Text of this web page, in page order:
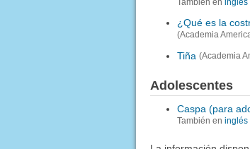
También en inglés
¿Qué es la
(Academia
Tiña (Academia
Adolescentes
Caspa (para
También en inglés